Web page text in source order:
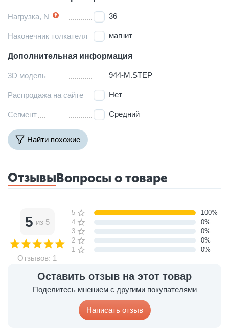
Нагрузка, N 36
Наконечник толкателя магнит
Дополнительная информация
3D модель 944-M.STEP
Распродажа на сайте Нет
Сегмент Средний
Найти похожие
ОтзывыВопросы о товаре
Оставить отзыв на этот товар
Поделитесь мнением с другими покупателями
Написать отзыв
5 из 5
Отзывов: 1
5 звёзд
100%
4 звезды
0%
3 звезды
0%
2 звезды
0%
1 звезда
0%